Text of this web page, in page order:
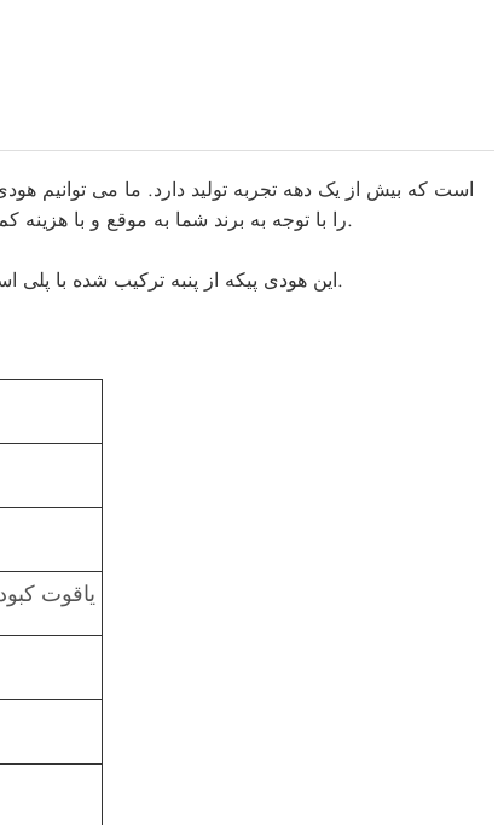
را با توجه به برند شما به موقع و با هزینه کم سفارشی کنیم. این نوع هودی پیکه در داخل و خارج از کشور بسیار محبوب است.
این هودی پیکه از پنبه ترکیب شده با پلی استر تنفسی ساخته شده است تا تناسب محکم، قابل تنفس و غیر سفت داشته باشد.
یاقوت